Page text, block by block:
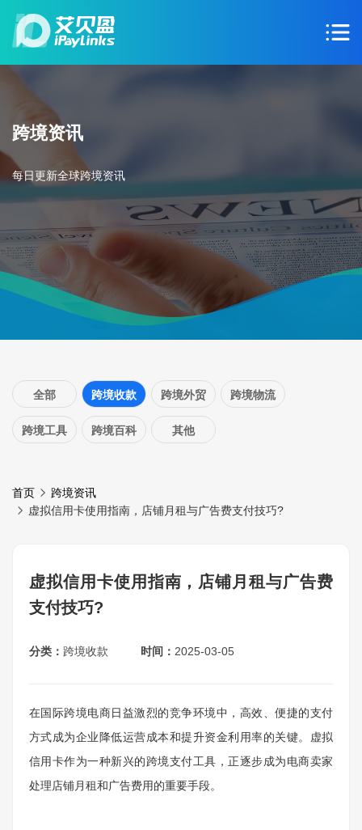
跨境资讯
每日更新全球跨境资讯
全部 跨境收款 跨境外贸 跨境物流
跨境工具 跨境百科 其他
首页
跨境资讯
虚拟信用卡使用指南，店铺月租与广告费支付技巧?
虚拟信用卡使用指南，店铺月租与广告费
支付技巧?
分类： 跨境收款 时间： 2025-03-05
在国际跨境电商日益激烈的竞争环境中，高效、便捷的支付
方式成为企业降低运营成本和提升资金利用率的关键。虚拟
信用卡作为一种新兴的跨境支付工具，正逐步成为电商卖家
处理店铺月租和广告费用的重要手段。